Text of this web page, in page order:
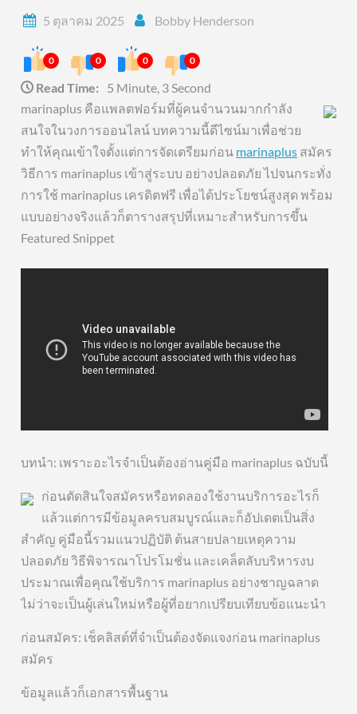
5 ตุลาคม 2025 Bobby Henderson
0 0 0 0
Read Time:
5 Minute, 3 Second
marinaplus คือแพลตฟอร์มที่ผู้คนจำนวนมากกำลัง
สนใจในวงการออนไลน์ บทความนี้ดีไซน์มาเพื่อช่วย
ทำให้คุณเข้าใจตั้งแต่การจัดเตรียมก่อน marinaplus สมัคร
วิธีการ marinaplus เข้าสู่ระบบ อย่างปลอดภัย ไปจนกระทั่ง
การใช้ marinaplus เครดิตฟรี เพื่อได้ประโยชน์สูงสุด พร้อม
แบบอย่างจริงแล้วก็ตารางสรุปที่เหมาะสำหรับการขึ้น
Featured Snippet
บทนำ: เพราะอะไรจำเป็นต้องอ่านคู่มือ marinaplus ฉบับนี้
ก่อนตัดสินใจสมัครหรือทดลองใช้งานบริการอะไรก็
แล้วแต่การมีข้อมูลครบสมบูรณ์และก็อัปเดตเป็นสิ่ง
สำคัญ คู่มือนี้รวมแนวปฏิบัติ ต้นสายปลายเหตุความ
ปลอดภัย วิธีพิจารณาโปรโมชั่น และเคล็ดลับบริหารงบ
ประมาณเพื่อคุณใช้บริการ marinaplus อย่างชาญฉลาด
ไม่ว่าจะเป็นผู้เล่นใหม่หรือผู้ที่อยากเปรียบเทียบข้อแนะนำ
ก่อนสมัคร: เช็คลิสต์ที่จำเป็นต้องจัดแจงก่อน marinaplus
สมัคร
ข้อมูลแล้วก็เอกสารพื้นฐาน